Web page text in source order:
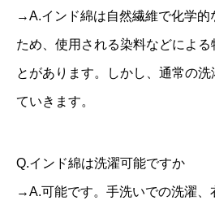
→A.インド綿は自然繊維で化学的
ため、使用される染料などによる
とがあります。しかし、通常の
ていきます。
Q.インド綿は洗濯可能ですか
→A.可能です。手洗いでの洗濯、